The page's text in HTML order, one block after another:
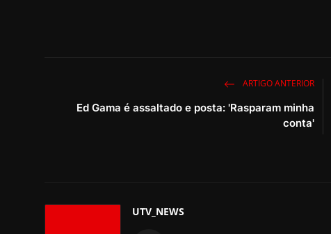
ARTIGO ANTERIOR
Ed Gama é assaltado e posta: 'Rasparam minha
conta'
UTV_NEWS